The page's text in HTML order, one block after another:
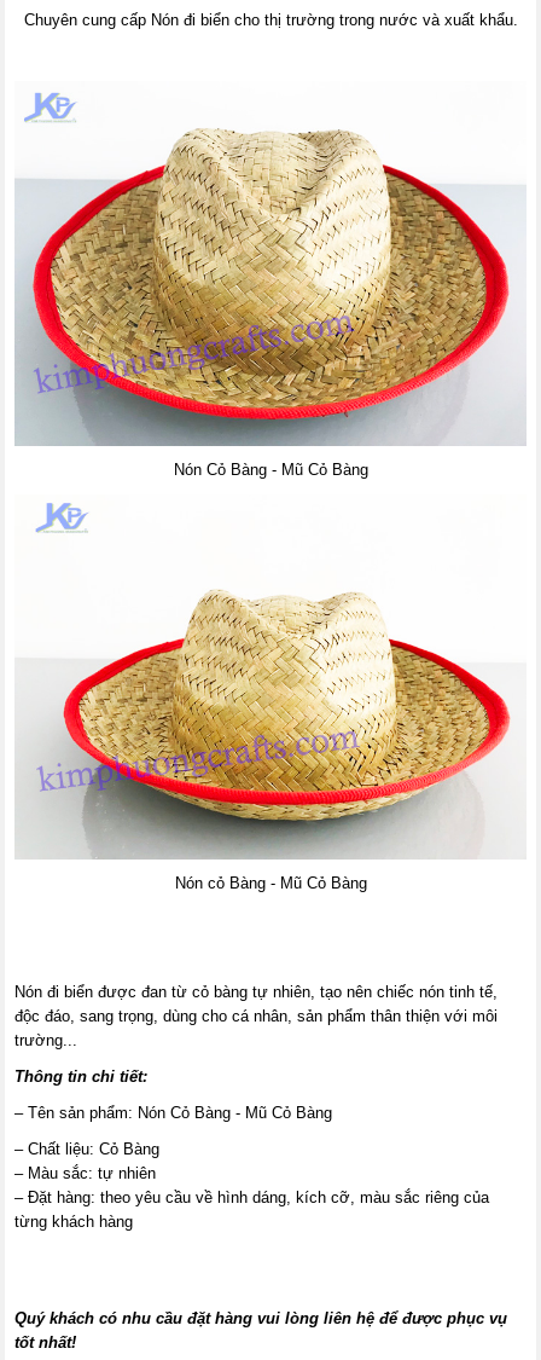
Chuyên cung cấp Nón đi biển cho thị trường trong nước và xuất khẩu.
Nón Cỏ Bàng - Mũ Cỏ Bàng
Nón cỏ Bàng - Mũ Cỏ Bàng
Nón đi biển được đan từ cỏ bàng tự nhiên, tạo nên chiếc nón tinh tế,
độc đáo, sang trọng, dùng cho cá nhân, sản phẩm thân thiện với môi
trường...
Thông tin chi tiết:
– Tên sản phẩm: Nón Cỏ Bàng - Mũ Cỏ Bàng
– Chất liệu: Cỏ Bàng
– Màu sắc: tự nhiên
– Đặt hàng: theo yêu cầu về hình dáng, kích cỡ, màu sắc riêng của
từng khách hàng
Quý khách có nhu cầu đặt hàng vui lòng liên hệ để được phục vụ
tốt nhất!